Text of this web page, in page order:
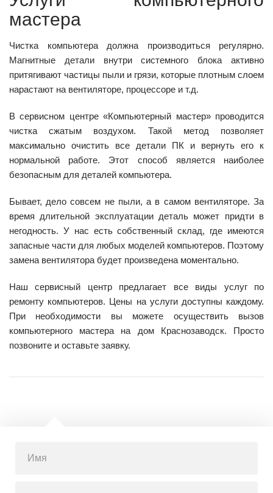
мастера
Чистка компьютера должна производиться регулярно.
Магнитные детали внутри системного блока активно
притягивают частицы пыли и грязи, которые плотным слоем
нарастают на вентиляторе, процессоре и т.д.
В сервисном центре «Компьютерный мастер» проводится
чистка сжатым воздухом. Такой метод позволяет
максимально очистить все детали ПК и вернуть его к
нормальной работе. Этот способ является наиболее
безопасным для деталей компьютера.
Бывает, дело совсем не пыли, а в самом вентиляторе. За
время длительной эксплуатации деталь может придти в
негодность. У нас есть собственный склад, где имеются
запасные части для любых моделей компьютеров. Поэтому
замена вентилятора будет произведена моментально.
Наш сервисный центр предлагает все виды услуг по
ремонту компьютеров. Цены на услуги доступны каждому.
При необходимости вы можете осуществить вызов
компьютерного мастера на дом Краснозаводск. Просто
позвоните и оставьте заявку.